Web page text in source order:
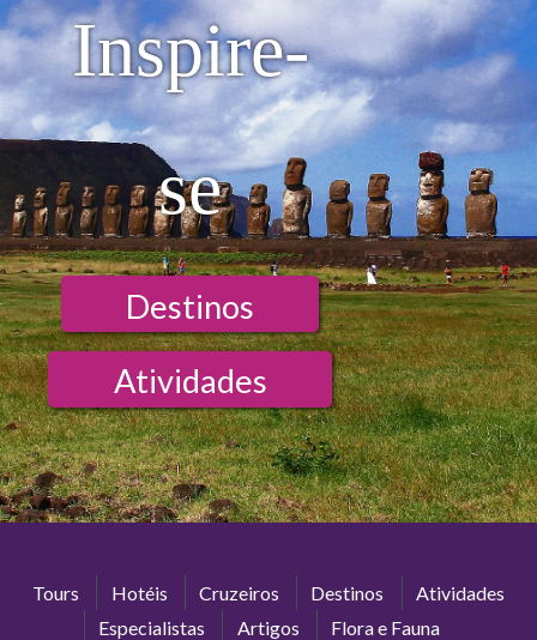
Inspire-
se
Destinos
Atividades
Tours Hotéis Cruzeiros Destinos
Atividades
Especialistas
Artigos Flora e Fauna